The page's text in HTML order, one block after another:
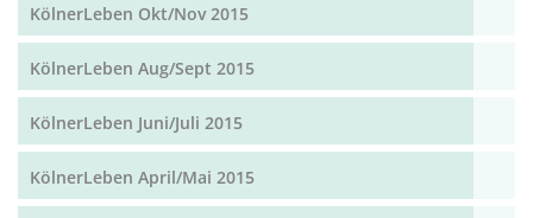
KölnerLeben Okt/Nov 2015
KölnerLeben Aug/Sept 2015
KölnerLeben Juni/Juli 2015
KölnerLeben April/Mai 2015